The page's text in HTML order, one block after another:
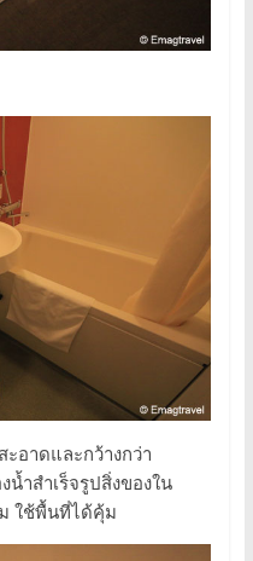
อาดและกว้างกว่า
ำสำเร็จรูปสิ่งของใน
ใช้พื้นที่ได้คุ้ม